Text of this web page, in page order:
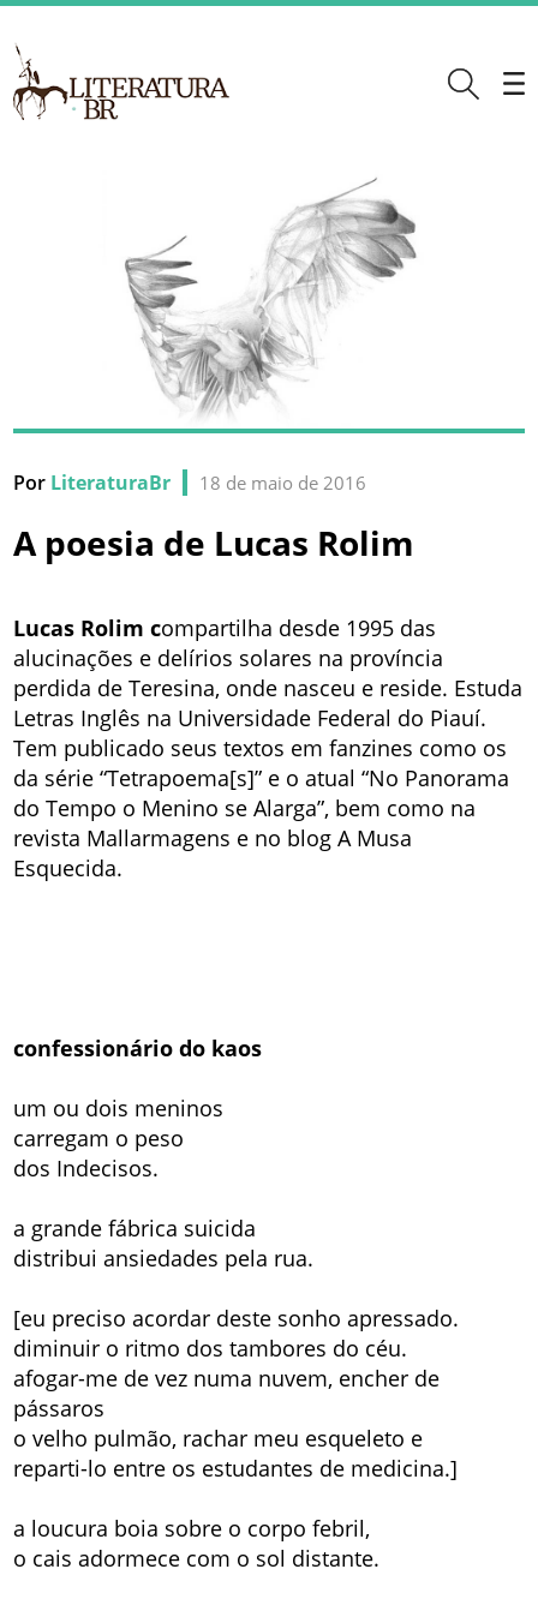
Por LiteraturaBr 18 de maio de 2016
A poesia de Lucas Rolim
Lucas Rolim compartilha desde 1995 das
alucinações e delírios solares na província
perdida de Teresina, onde nasceu e reside. Estuda
Letras Inglês na Universidade Federal do Piauí.
Tem publicado seus textos em fanzines como os
da série “Tetrapoema[s]” e o atual “No Panorama
do Tempo o Menino se Alarga”, bem como na
revista Mallarmagens e no blog A Musa
Esquecida.
confessionário do kaos
um ou dois meninos
carregam o peso
dos Indecisos.
a grande fábrica suicida
distribui ansiedades pela rua.
[eu preciso acordar deste sonho apressado.
diminuir o ritmo dos tambores do céu.
afogar-me de vez numa nuvem, encher de
pássaros
o velho pulmão, rachar meu esqueleto e
reparti-lo entre os estudantes de medicina.]
a loucura boia sobre o corpo febril,
o cais adormece com o sol distante.